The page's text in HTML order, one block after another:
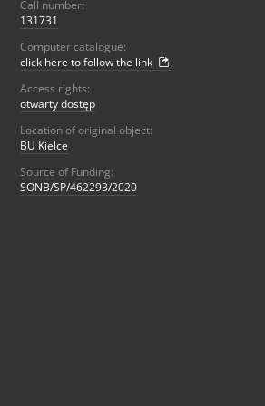
Call number:
131731
Computer catalogue:
click here to follow the link
Access rights:
otwarty dostęp
Location of original object:
BU Kielce
Source of Funding:
SONB/SP/462293/2020